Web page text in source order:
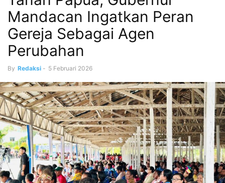
Mandacan Ingatkan Peran
Gereja Sebagai Agen
Perubahan
By Redaksi - 5 Februari 2026